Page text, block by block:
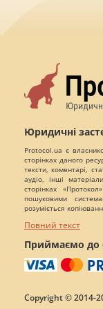
Юридичні
Protocol.ua є
сторінках даного
тексти, коментарі,
аудіо, інші
сторінках
пошуковими
розуміється
Повний текст
Приймаємо до
Copyright © 2014-